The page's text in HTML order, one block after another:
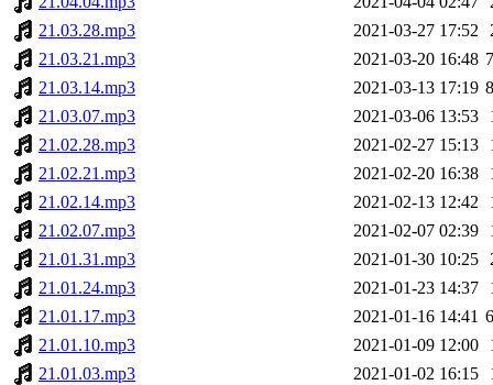
21.03.28.mp3
2021-03-27 17:52
21.03.21.mp3
2021-03-20 16:48
21.03.14.mp3
2021-03-13 17:19
21.03.07.mp3
2021-03-06 13:53
21.02.28.mp3
2021-02-27 15:13
21.02.21.mp3
2021-02-20 16:38
21.02.14.mp3
2021-02-13 12:42
21.02.07.mp3
2021-02-07 02:39
21.01.31.mp3
2021-01-30 10:25
21.01.24.mp3
2021-01-23 14:37
21.01.17.mp3
2021-01-16 14:41
21.01.10.mp3
2021-01-09 12:00
21.01.03.mp3
2021-01-02 16:15